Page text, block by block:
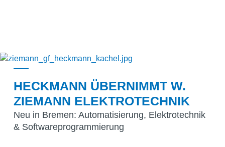
HECKMANN ÜBERNIMMT W.
ZIEMANN ELEKTROTECHNIK
Neu in Bremen: Automatisierung, Elektrotechnik
& Softwareprogrammierung